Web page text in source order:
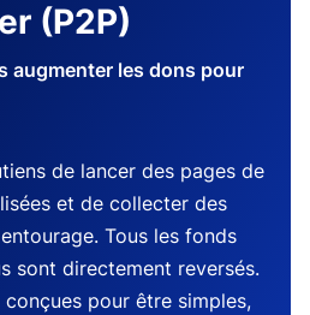
(P2P)
augmenter les dons pour
de lancer des pages de
et de collecter des
Tous les fonds
sont directement reversés.
pour être simples,